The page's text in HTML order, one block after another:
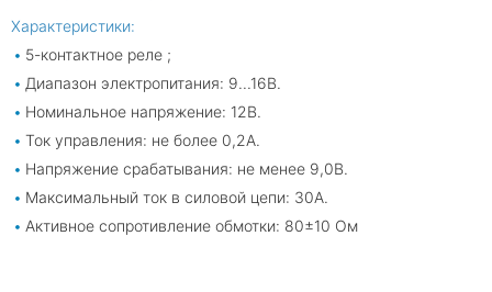
Характеристики:
5-контактное реле ;
Диапазон электропитания: 9...16В.
Номинальное напряжение: 12В.
Ток управления: не более 0,2А.
Напряжение срабатывания: не менее 9,0В.
Максимальный ток в силовой цепи: 30А.
Активное сопротивление обмотки: 80±10 Ом